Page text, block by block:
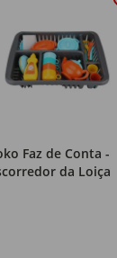
Faz de Conta -
da Loiça